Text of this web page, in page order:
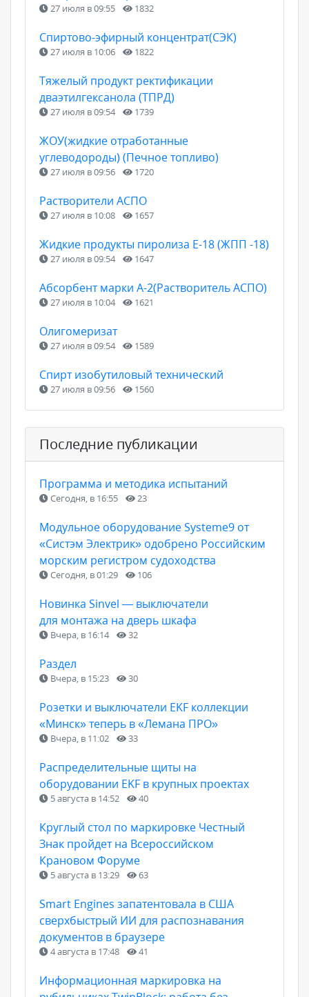
27 июля в 09:55 1832
Спиртово-эфирный концентрат(СЭК)
27 июля в 10:06 1822
Тяжелый продукт ректификации
дваэтилгексанола (ТПРД)
27 июля в 09:54 1739
ЖОУ(жидкие отработанные
углеводороды) (Печное топливо)
27 июля в 09:56 1720
Растворители АСПО
27 июля в 10:08 1657
Жидкие продукты пиролиза Е-18 (ЖПП -18)
27 июля в 09:54 1647
Абсорбент марки А-2(Растворитель АСПО)
27 июля в 10:04 1621
Олигомеризат
27 июля в 09:54 1589
Спирт изобутиловый технический
27 июля в 09:56 1560
Последние публикации
Программа и методика испытаний
Сегодня, в 16:55 23
Модульное оборудование Systeme9 от
«Систэм Электрик» одобрено Российским
морским регистром судоходства
Сегодня, в 01:29 106
Новинка Sinvel — выключатели
для монтажа на дверь шкафа
Вчера, в 16:14 32
Раздел
Вчера, в 15:23 30
Розетки и выключатели EKF коллекции
«Минск» теперь в «Лемана ПРО»
Вчера, в 11:02 33
Распределительные щиты на
оборудовании EKF в крупных проектах
5 августа в 14:52 40
Круглый стол по маркировке Честный
Знак пройдет на Всероссийском
Крановом Форуме
5 августа в 13:29 63
Smart Engines запатентовала в США
сверхбыстрый ИИ для распознавания
документов в браузере
4 августа в 17:48 41
Информационная маркировка на